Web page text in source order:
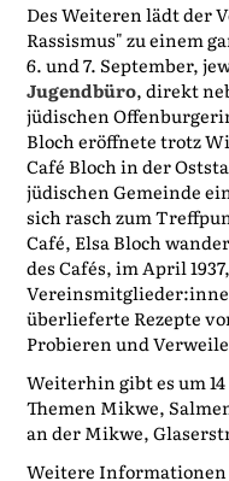
Des Weiteren lädt der
Rassismus" zu einem
6. und 7. September,
Jugendbüro, direkt
jüdischen
Bloch eröffnete trotz
Café Bloch in der
jüdischen Gemeinde
sich rasch zum
Café, Elsa Bloch
des Cafés, im April
überlieferte Rezepte
Probieren und
Weiterhin gibt es um
Themen Mikwe,
an der Mikwe,
Weitere Informationen